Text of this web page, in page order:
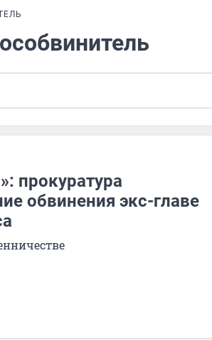
прокуратура
обвинения экс-главе